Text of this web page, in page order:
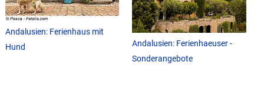
Andalusien: Ferienhaus mit
Hund
Andalusien: Ferienhaeuser -
Sonderangebote